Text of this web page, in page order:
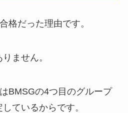
格だった理由です。
ません。
BMSGの4つ目のグループ
ているからです。